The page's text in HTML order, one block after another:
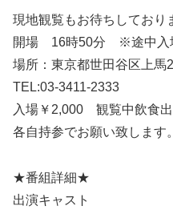
現地観覧もお待ちしており
開場 16時50分 ※途中入
場所：東京都世田谷区上
TEL:03-3411-2333
入場￥2,000 観覧中飲食
各自持参でお願い致します。
★番組詳細★
出演キャスト